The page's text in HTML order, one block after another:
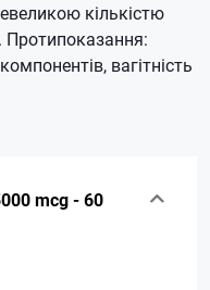
кількістю
Протипоказання:
вагітність
mcg - 60